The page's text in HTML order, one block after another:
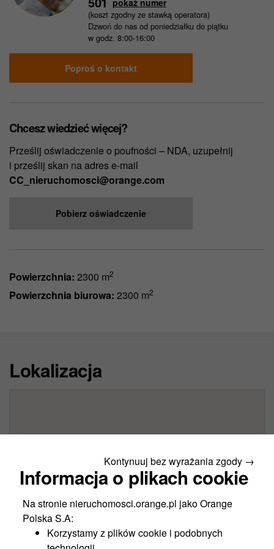
(koszt zgodny ze stawką operatora)
Dzwoń do nas od poniedziałku do piątku
w godz. 8:00-16:00
Poproś o kontakt
Chcesz wiedzieć więcej?
Prześlij oświadczenie o poufności – NDA, uzupełnij
i prześlij skan na adres e-mail
CC_nieruchomosci@orange.com
Pobierz oświadczenie
Powierzchnia: 2300 m2
Powierzchnia biurowa: 2300 m2
Lokalizacja
Kontynuuj bez wyrażania zgody →
Informacja o plikach cookie
Na stronie nieruchomosci.orange.pl jako Orange
Polska S.A:
Korzystamy z plików cookie i podobnych